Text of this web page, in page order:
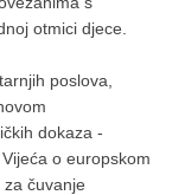
otmici djece.
poslova,
dokaza -
o europskom
čuvanje